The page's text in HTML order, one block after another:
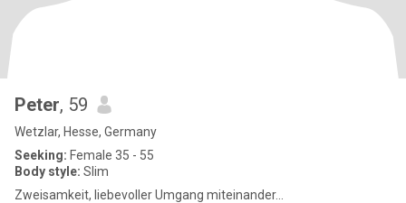
Peter, 59
Wetzlar, Hesse, Germany
Seeking: Female 35 - 55
Body style: Slim
Zweisamkeit, liebevoller Umgang miteinander...